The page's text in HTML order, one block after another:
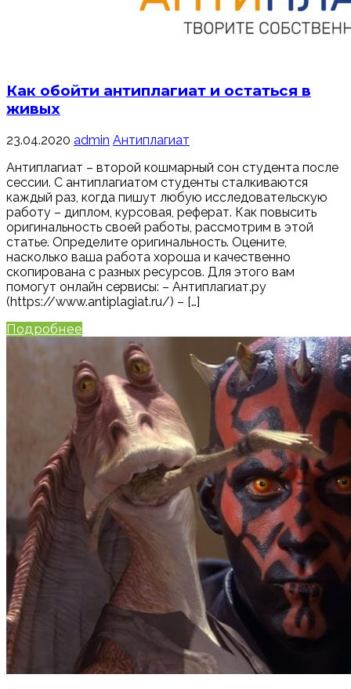
Как обойти антиплагиат и остаться в
живых
23.04.2020 admin Антиплагиат
Антиплагиат – второй кошмарный сон студента после
сессии. С антиплагиатом студенты сталкиваются
каждый раз, когда пишут любую исследовательскую
работу – диплом, курсовая, реферат. Как повысить
оригинальность своей работы, рассмотрим в этой
статье. Определите оригинальность. Оцените,
насколько ваша работа хороша и качественно
скопирована с разных ресурсов. Для этого вам
помогут онлайн сервисы: – Антиплагиат.ру
(https://www.antiplagiat.ru/) – […]
Подробнее